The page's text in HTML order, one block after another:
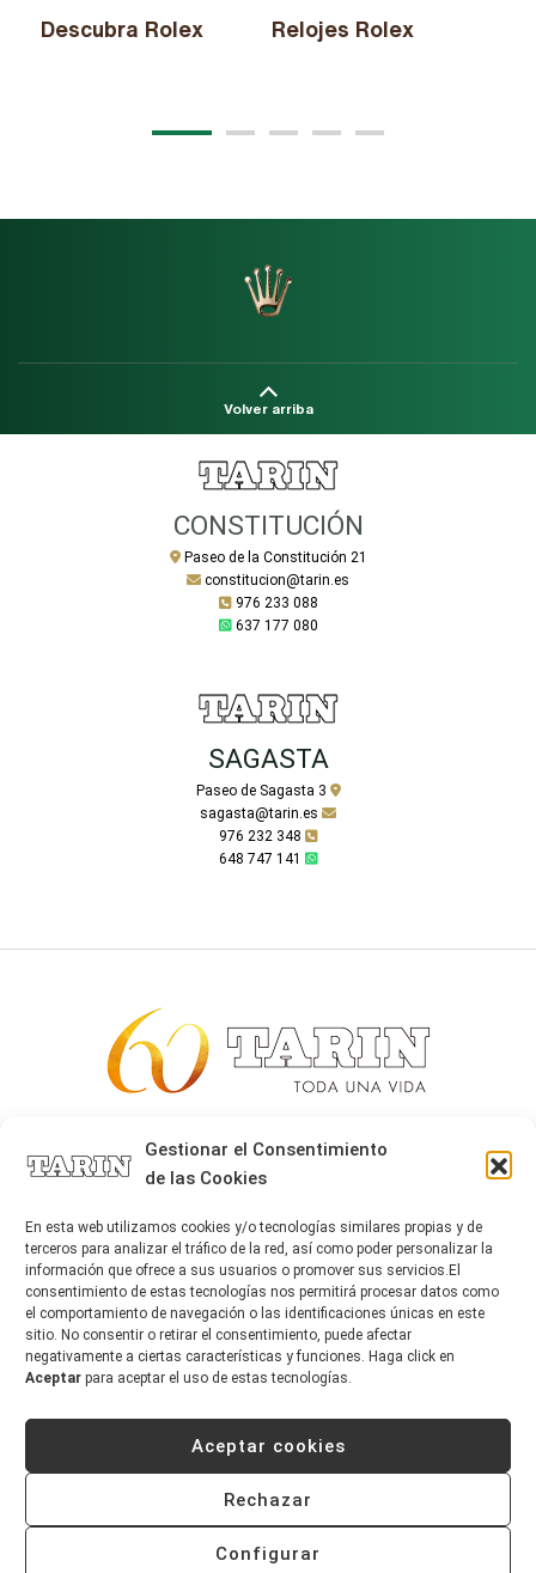
Gestionar el Consentimiento
de las Cookies
En esta web utilizamos cookies y/o tecnologías similares propias y de
terceros para analizar el tráfico de la red, así como poder personalizar la
información que ofrece a sus usuarios o promover sus servicios.El
consentimiento de estas tecnologías nos permitirá procesar datos como
el comportamiento de navegación o las identificaciones únicas en este
sitio. No consentir o retirar el consentimiento, puede afectar
negativamente a ciertas características y funciones. Haga click en
Aceptar para aceptar el uso de estas tecnologías.
Aceptar cookies
Rechazar
Configurar
Descubra Rolex Relojes Rolex
Volver arriba
CONSTITUCIÓN
Paseo de la Constitución 21
constitucion@tarin.es
976 233 088
637 177 080
SAGASTA
Paseo de Sagasta 3
sagasta@tarin.es
976 232 348
648 747 141
Alta joyería desde 1963
Tarín Magazine
Contacto
Copyright © 2026 Tarín Joyeros
Política de uso|Política de privacidad
|Canal interno de información|Cookies (UE)|
Declaración de accesibilidad